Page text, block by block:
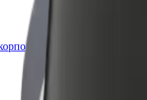
клієнтів